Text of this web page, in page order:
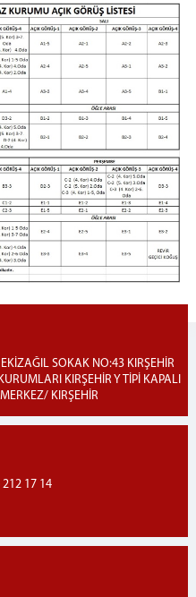
SOKAK NO:43 KIRŞEHİR
KIRŞEHİR Y TİPİ KAPALI
KIRŞEHİR
212 17 14